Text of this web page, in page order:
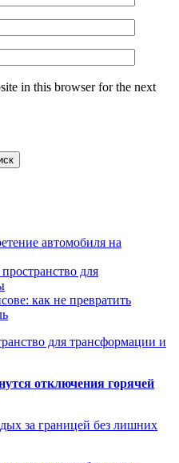
in this browser for the next
автомобиля на
для
как не превратить
для трансформации и
отключения горячей
за границей без лишних